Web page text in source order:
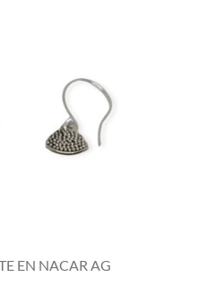
EN NACAR AG